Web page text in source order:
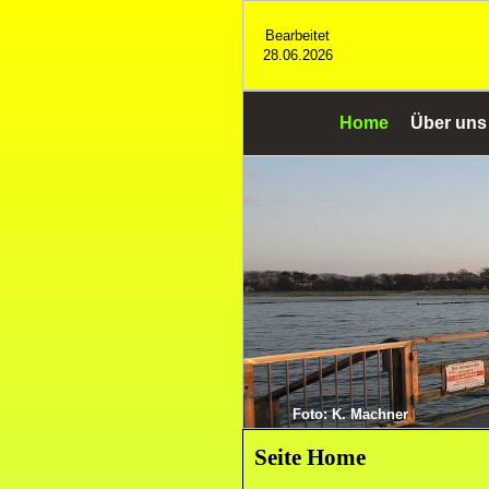
Bearbeitet
28.06.2026
Home Über uns
Foto: K. Machner
Seite Home